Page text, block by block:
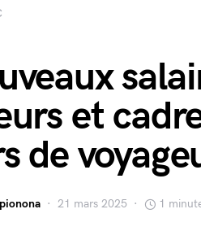
et
de
21 mars 2025 1